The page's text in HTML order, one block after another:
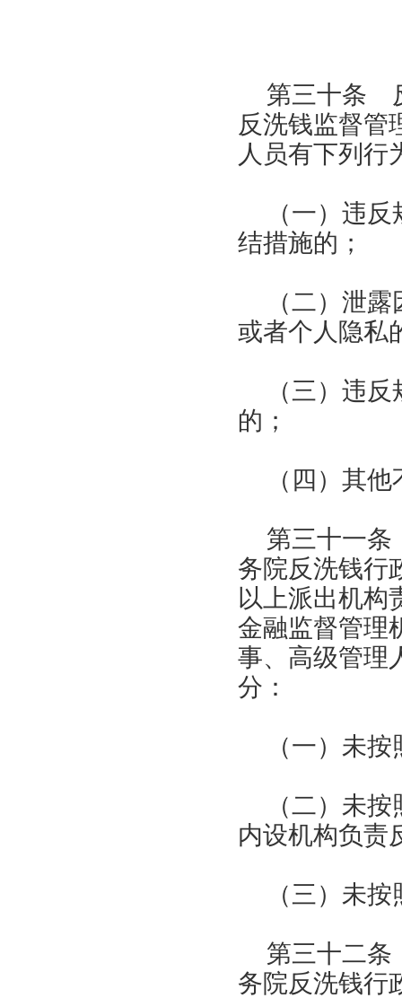
第三十条
反洗钱监督管
人员有下列行
（一）违
结措施的；
（二）泄
或者个人隐私
（三）违
的；
（四）其
第三十一
务院反洗钱行
以上派出机构
金融监督管理
事、高级管理
分：
（一）未
（二）未
内设机构负责
（三）未
第三十二
务院反洗钱行